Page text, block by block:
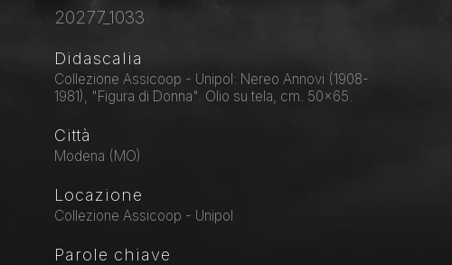
20277_1033
Didascalia
Collezione Assicoop - Unipol: Nereo Annovi (1908-
1981), "Figura di Donna". Olio su tela, cm. 50x65.
Città
Modena (MO)
Locazione
Collezione Assicoop - Unipol
Parole chiave